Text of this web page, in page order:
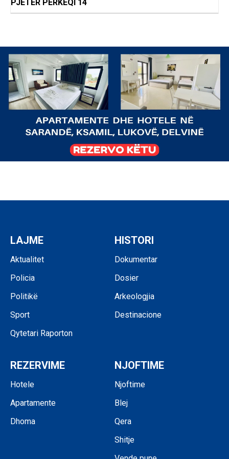
PJETER PERKEQI 14
LAJME
Aktualitet
Policia
Politikë
Sport
Qytetari Raporton
HISTORI
Dokumentar
Dosier
Arkeologjia
Destinacione
REZERVIME
Hotele
Apartamente
Dhoma
NJOFTIME
Njoftime
Blej
Qera
Shitje